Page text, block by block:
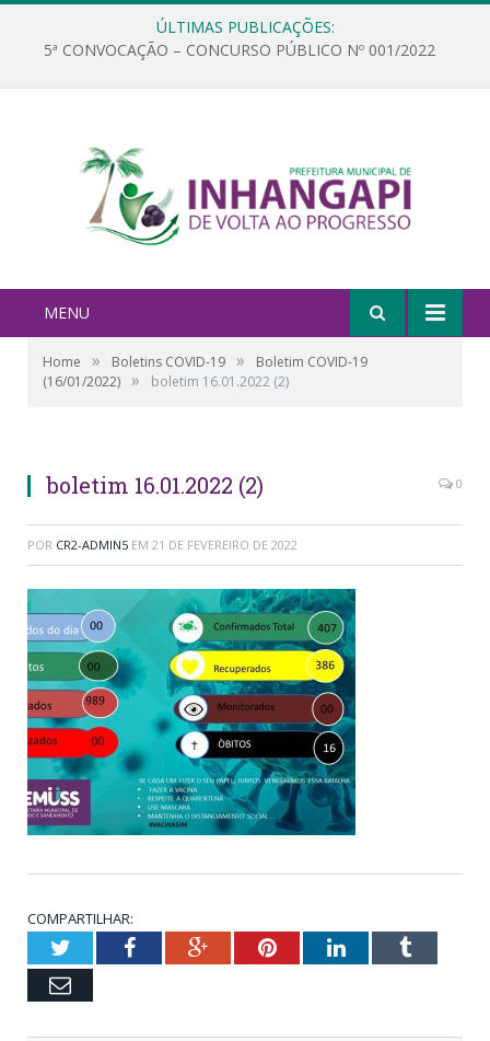
ÚLTIMAS PUBLICAÇÕES:
5ª CONVOCAÇÃO – CONCURSO PÚBLICO Nº 001/2022
MENU
Home » Boletins COVID-19 »
Boletim COVID-19
(16/01/2022) » boletim 16.01.2022 (2)
boletim 16.01.2022 (2) 0
POR CR2-ADMIN5 EM 21 DE FEVEREIRO DE 2022
COMPARTILHAR:
TwitterFacebookGoogle+PinterestLinkedInTumblr
Email